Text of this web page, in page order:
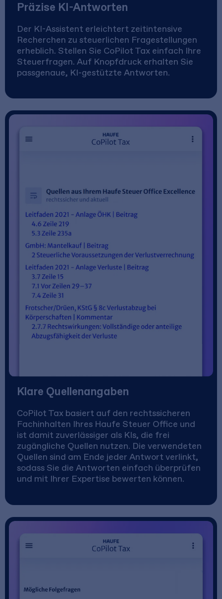
Präzise KI-Antworten
Der KI-Assistent erleichtert zeitintensive
Recherchen zu steuerlichen Fragestellungen
erheblich. Stellen Sie CoPilot Tax einfach Ihre
Steuerfragen. Auf Knopfdruck erhalten Sie
passgenaue, KI-gestützte Antworten.
Klare Quellenangaben
CoPilot Tax basiert auf den rechtssicheren
Fachinhalten Ihres Haufe Steuer Office und
ist damit zuverlässiger als KIs, die frei
zugängliche Quellen nutzen. Die verwendeten
Quellen sind am Ende jeder Antwort verlinkt,
sodass Sie die Antworten einfach überprüfen
und mit Ihrer Expertise bewerten können.